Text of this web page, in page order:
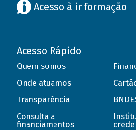
Acesso à informação
Acesso Rápido
Quem somos
Onde atuamos
Transparência
Consulta a
financiamentos